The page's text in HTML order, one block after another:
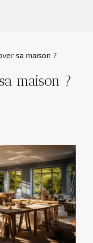
sa maison ?
maison ?